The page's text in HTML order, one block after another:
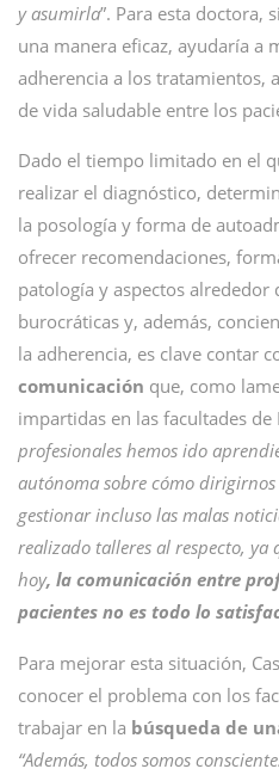
y asumirla”. Para esta doctora,
una manera eficaz, ayudaría a
adherencia a los tratamientos,
de vida saludable entre los
Dado el tiempo limitado en el
realizar el diagnóstico,
la posología y forma de
ofrecer recomendaciones,
patología y aspectos alrededor
burocráticas y, además,
la adherencia, es clave contar
comunicación que, como
impartidas en las facultades de
profesionales hemos ido
autónoma sobre cómo
gestionar incluso las malas
realizado talleres al respecto, ya
hoy, la comunicación entre
pacientes no es todo lo
Para mejorar esta situación,
conocer el problema con los
trabajar en la búsqueda de
“Además, todos somos